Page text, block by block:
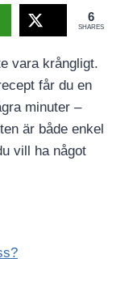
6
SHARES
vara krångligt.
får du en
minuter –
är både enkel
vill ha något